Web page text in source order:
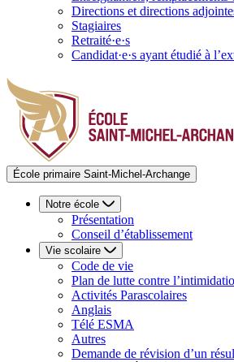
Directions et directions
Stagiaires
Retraité·e·s
Candidat·e·s ayant étudié à
École primaire Saint-Michel-Archange
Notre école
Présentation
Conseil d’établissement
Vie scolaire
Code de vie
Plan de lutte contre
Activités Parascolaires
Anglais
Télé ESMA
Autres
Demande de révision d’un